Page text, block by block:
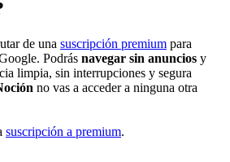
de una suscripción premium para
Podrás navegar sin anuncios y
limpia, sin interrupciones y segura
no vas a acceder a ninguna otra
suscripción a premium.